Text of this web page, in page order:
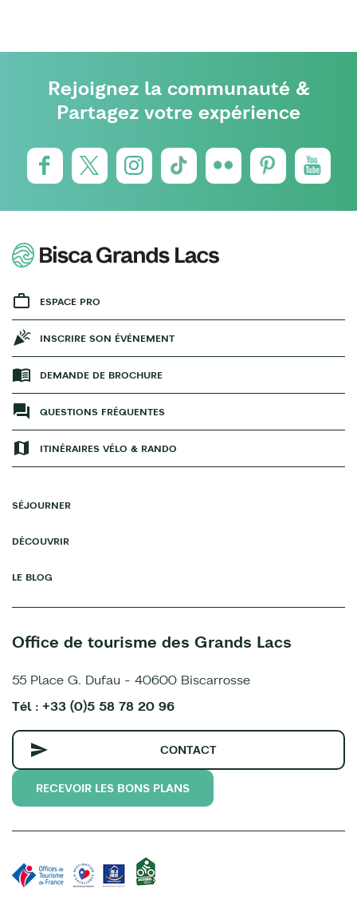
Rejoignez la communauté &
Partagez votre expérience
ESPACE PRO
INSCRIRE SON ÉVÉNEMENT
DEMANDE DE BROCHURE
QUESTIONS FRÉQUENTES
ITINÉRAIRES VÉLO & RANDO
SÉJOURNER
DÉCOUVRIR
LE BLOG
Office de tourisme des Grands Lacs
55 Place G. Dufau - 40600 Biscarrosse
Tél : +33 (0)5 58 78 20 96
CONTACT
RECEVOIR LES BONS PLANS